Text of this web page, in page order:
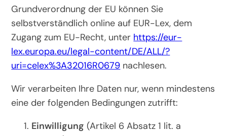
Grundverordnung der EU können Sie
selbstverständlich online auf EUR-Lex, dem
Zugang zum EU-Recht, unter https://eur-
lex.europa.eu/legal-content/DE/ALL/?
uri=celex%3A32016R0679 nachlesen.
Wir verarbeiten Ihre Daten nur, wenn mindestens
eine der folgenden Bedingungen zutrifft:
Einwilligung (Artikel 6 Absatz 1 lit. a